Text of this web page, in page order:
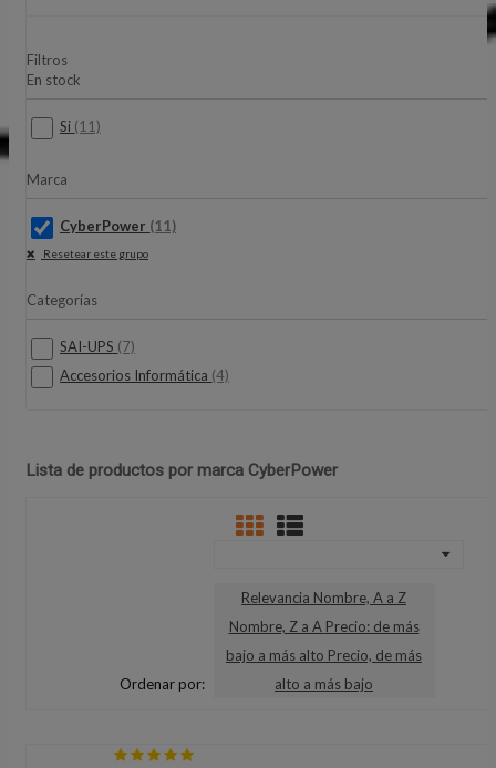
Filtros
En stock
Si (11)
Marca
CyberPower (11)
Resetear este grupo
Categorías
SAI-UPS (7)
Accesorios Informática (4)
Lista de productos por marca CyberPower
Ordenar por:
Relevancia Nombre, A a Z
Nombre, Z a A Precio: de más
bajo a más alto Precio, de más
alto a más bajo